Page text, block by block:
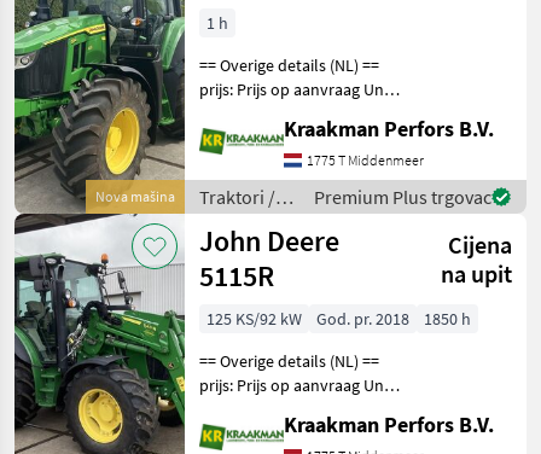
Nova mašina
1 h
== Overige details (NL) ==
prijs: Prijs op aanvraag Unit:
hydrauliekventielen: 3
Aftakastoerental achter:
540 + 540E + 1000
Hydrauliek ventielen: Elek
Kraakman Perfors B.V.
1775 T Middenmeer
Traktori /
John Deere
Premium Plus trgovac
John Deere
5115R
Cijena
na upit
125 KS/92 kW God. pr. 2018
1850 h
== Overige details (NL) ==
prijs: Prijs op aanvraag Unit:
Z Aantal
Kraakman Perfors B.V.